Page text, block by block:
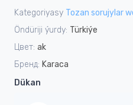
Kategoriyasy Tozan sorujylar
Öndüriji ýurdy: Türkiýe
Цвет: ak
Бренд: Karaca
Dükan